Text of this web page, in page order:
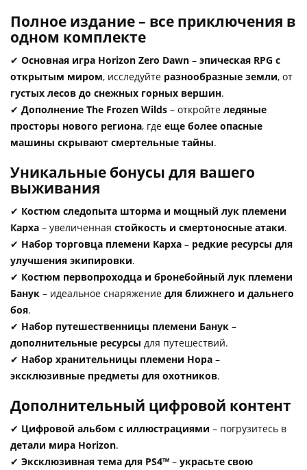
Полное издание – все приключения в
одном комплекте
✔ Основная игра Horizon Zero Dawn – эпическая RPG с
открытым миром, исследуйте разнообразные земли, от
густых лесов до снежных горных вершин.
✔ Дополнение The Frozen Wilds – откройте ледяные
просторы нового региона, где еще более опасные
машины скрывают смертельные тайны.
Уникальные бонусы для вашего
выживания
✔ Костюм следопыта шторма и мощный лук племени
Карха – увеличенная стойкость и смертоносные атаки.
✔ Набор торговца племени Карха – редкие ресурсы для
улучшения экипировки.
✔ Костюм первопроходца и бронебойный лук племени
Банук – идеальное снаряжение для ближнего и дальнего
боя.
✔ Набор путешественницы племени Банук –
дополнительные ресурсы для путешествий.
✔ Набор хранительницы племени Нора –
эксклюзивные предметы для охотников.
Дополнительный цифровой контент
✔ Цифровой альбом с иллюстрациями – погрузитесь в
детали мира Horizon.
✔ Эксклюзивная тема для PS4™ – украсьте свою